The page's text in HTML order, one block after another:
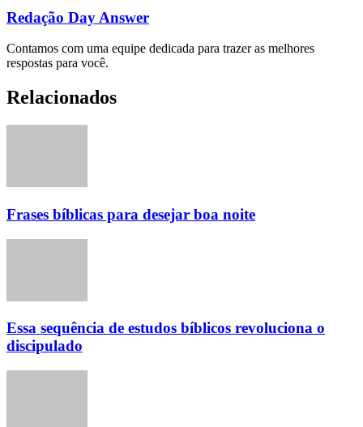
Redação Day Answer
Contamos com uma equipe dedicada para trazer as melhores
respostas para você.
Relacionados
Frases bíblicas para desejar boa noite
Essa sequência de estudos bíblicos revoluciona o
discipulado